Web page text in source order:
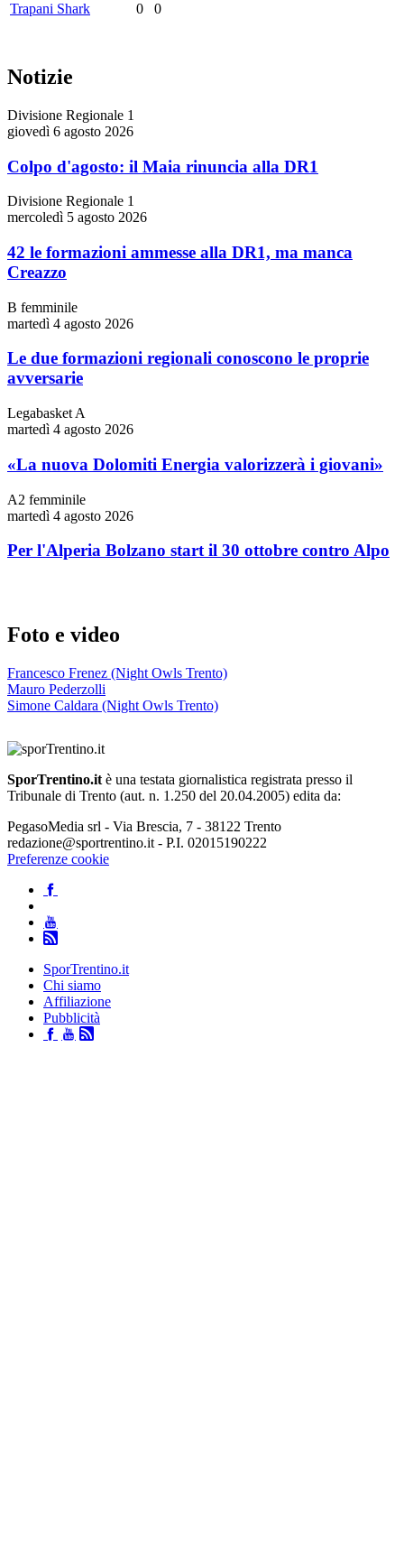
Trapani Shark
0 0
Notizie
Divisione Regionale 1
giovedì 6 agosto 2026
Colpo d'agosto: il Maia rinuncia alla DR1
Divisione Regionale 1
mercoledì 5 agosto 2026
42 le formazioni ammesse alla DR1, ma manca
Creazzo
B femminile
martedì 4 agosto 2026
Le due formazioni regionali conoscono le proprie
avversarie
Legabasket A
martedì 4 agosto 2026
«La nuova Dolomiti Energia valorizzerà i giovani»
A2 femminile
martedì 4 agosto 2026
Per l'Alperia Bolzano start il 30 ottobre contro Alpo
Foto e video
Francesco Frenez (Night Owls Trento)
Mauro Pederzolli
Simone Caldara (Night Owls Trento)
SporTrentino.it è una testata giornalistica registrata presso il
Tribunale di Trento (aut. n. 1.250 del 20.04.2005) edita da:
PegasoMedia srl - Via Brescia, 7 - 38122 Trento
redazione@sportrentino.it - P.I. 02015190222
Preferenze cookie
SporTrentino.it
Chi siamo
Affiliazione
Pubblicità